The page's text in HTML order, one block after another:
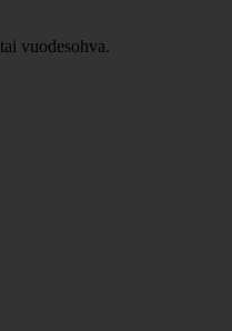
vuodesohva.